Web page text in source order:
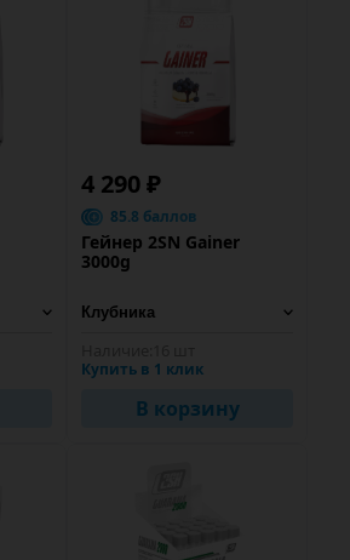
4 290 ₽
85.8 баллов
Гейнер 2SN Gainer
3000g
Купить в 1 клик
В корзину